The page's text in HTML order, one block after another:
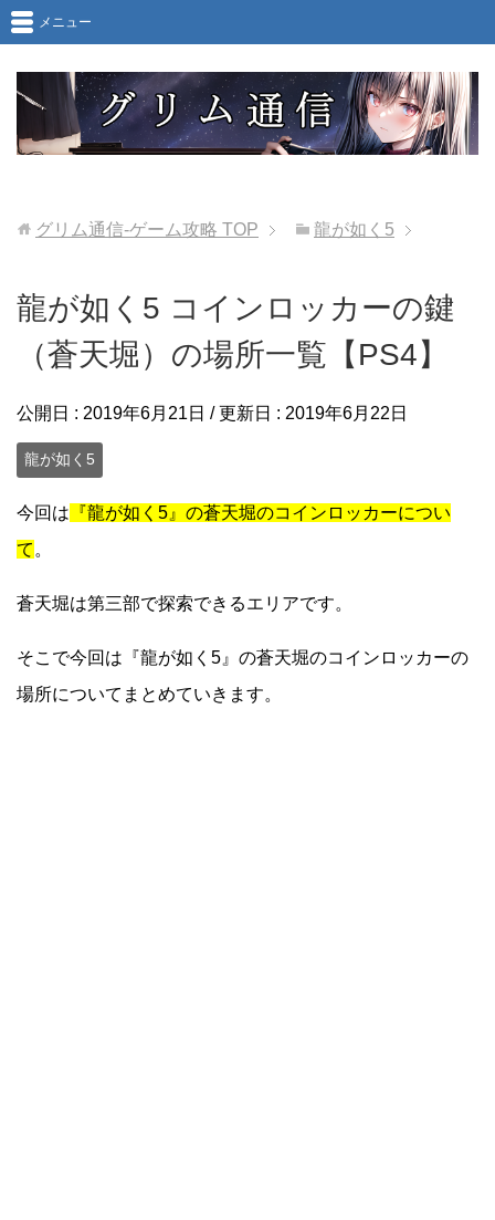
メニュー
グリム通信-ゲーム攻略 TOP 龍が如く5
龍が如く5 コインロッカーの鍵
（蒼天堀）の場所一覧【PS4】
公開日 : 2019年6月21日 / 更新日 : 2019年6月22日
龍が如く5
今回は 『龍が如く5』の蒼天堀のコインロッカーについ
て 。
蒼天堀は第三部で探索できるエリアです。
そこで今回は『龍が如く5』の蒼天堀のコインロッカーの
場所についてまとめていきます。